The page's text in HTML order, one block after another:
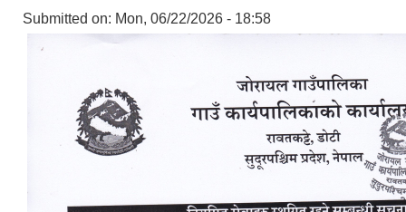
Submitted on: Mon, 06/22/2026 - 18:58